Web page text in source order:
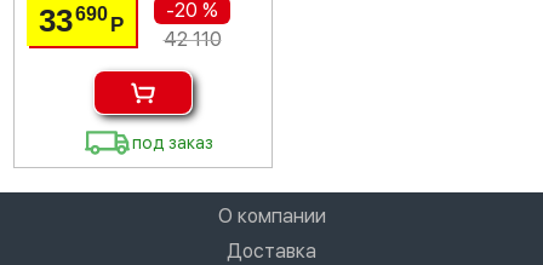
33690 Р
-20 %
42 110
под заказ
О компании
Доставка